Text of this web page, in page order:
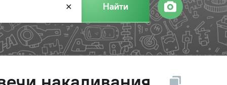
✕ Найти